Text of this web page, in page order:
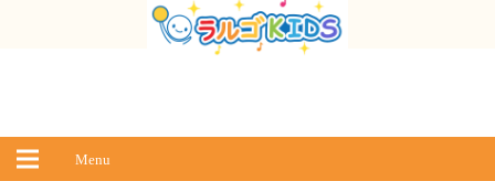
Menu